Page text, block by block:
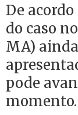
De
do caso
MA)
pode
momento.